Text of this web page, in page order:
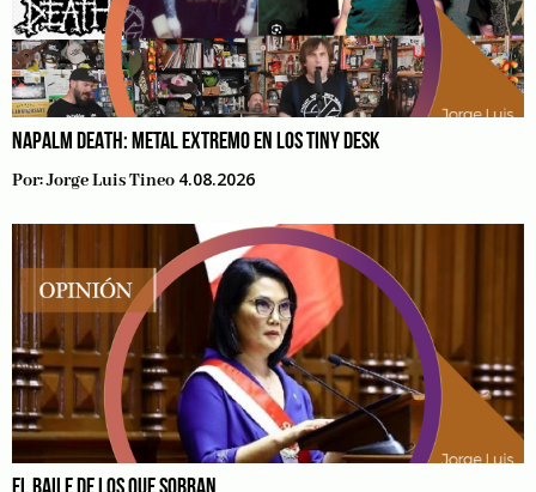
NAPALM DEATH: METAL EXTREMO EN LOS TINY DESK
Por:Jorge Luis Tineo 4.08.2026